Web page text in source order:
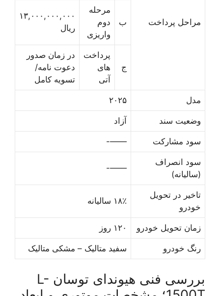
مراحل پرداخت ب
مرحله
دوم
واریزی
۱۳,۰۰۰,۰۰۰,۰۰۰
ریال
ج
پرداخت
های
آتی
در زمان صدور
دعوت نامه/
تسویه کامل
مدل ۲۰۲۵
وضعیت سند آزاد
سود مشارکت ——-
سود انصراف
(سالیانه)
——-
تاخیر در تحویل
خودرو
۱۸٪ سالیانه
زمان تحویل خودرو ۱۲۰ روز
رنگ خودرو سفید متالیک – مشکی متالیک
بررسی فنی هیوندای توسان L-